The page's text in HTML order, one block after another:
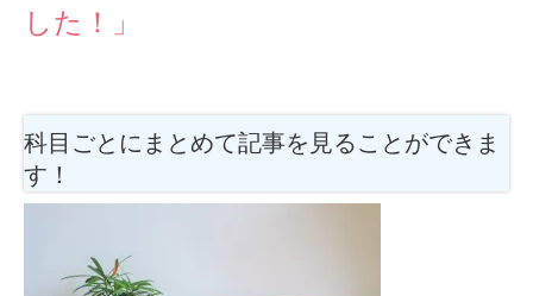
した！」
科目ごとにまとめて記事を見ることができま
す！